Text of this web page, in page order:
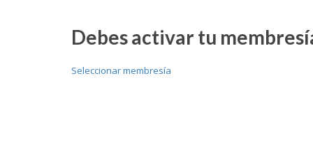
Debes activar tu
Seleccionar membresía